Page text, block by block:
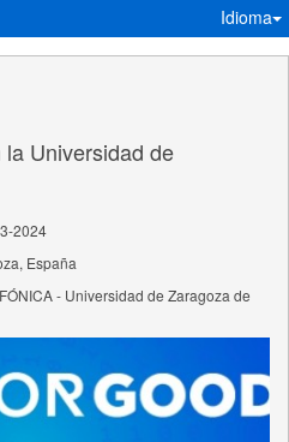
Idioma
Universidad de
2024
España
- Universidad de Zaragoza de